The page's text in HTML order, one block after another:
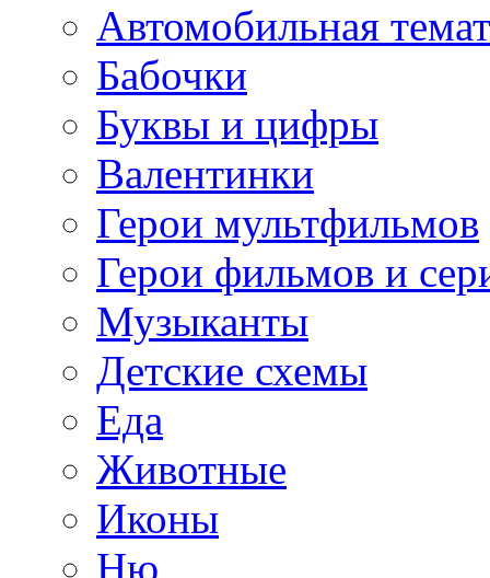
Автомобильная
Бабочки
Буквы и цифры
Валентинки
Герои мультфильмов
Герои фильмов и
Музыканты
Детские схемы
Еда
Животные
Иконы
Ню